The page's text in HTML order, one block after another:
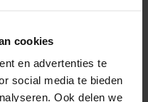
cookies
en advertenties te
social media te bieden
Ook delen we